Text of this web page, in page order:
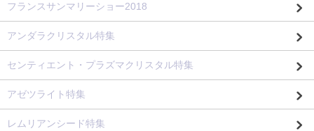
フランスサンマリーショー2018
アンダラクリスタル特集
センティエント・プラズマクリスタル特集
アゼツライト特集
レムリアンシード特集